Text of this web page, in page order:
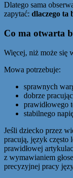
Dlatego sama
zapytać: dlaczego ta
Co ma otwarta
Więcej, niż może się
Mowa potrzebuje:
sprawnych
dobrze
prawidłowego
stabilnego
Jeśli dziecko przez
pracują, język często
prawidłowej
z wymawianiem
precyzyjnej pracy